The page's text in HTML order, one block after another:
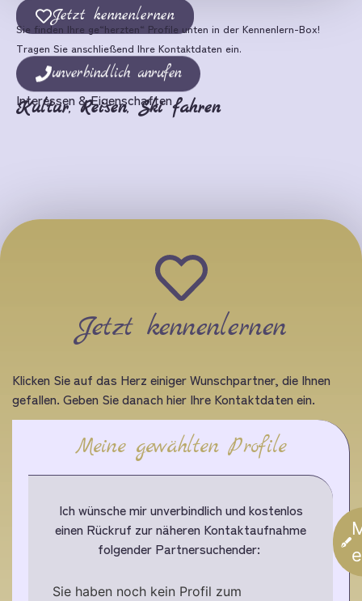
Jetzt kennenlernen
Sie finden Ihre ge“herzten“ Profile unten in der Kennenlern-Box!
Tragen Sie anschließend Ihre Kontaktdaten ein.
unverbindlich anrufen
Interessen & Eigenschaften
Kultur,Reisen,Ski fahren
Jetzt kennenlernen
Klicken Sie auf das Herz einiger Wunschpartner, die Ihnen
gefallen. Geben Sie danach hier Ihre Kontaktdaten ein.
Meine gewählten Profile
Ich wünsche mir unverbindlich und kostenlos
einen Rückruf zur näheren Kontaktaufnahme
folgender Partnersuchender:
Sie haben noch kein Profil zum